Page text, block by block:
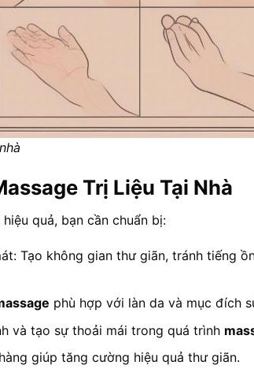
Trị Liệu Tại Nhà
hiệu quả, bạn cần chuẩn bị:
Tạo không gian thư giãn, tránh tiếng
phù hợp với làn da và mục đích
và tạo sự thoải mái trong quá trình
giúp tăng cường hiệu quả thư giãn.